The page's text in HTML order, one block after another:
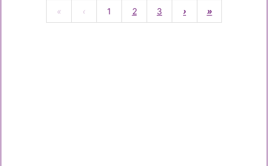
« ‹ 1 2 3 › »